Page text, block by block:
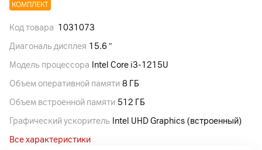
КОМПЛЕКТ
Код товара 1031073
Диагональ дисплея 15.6 ″
Модель процессора Intel Core i3-1215U
Объем оперативной памяти 8 ГБ
Объем встроенной памяти 512 ГБ
Графический ускоритель Intel UHD Graphics (встроенный)
Все характеристики